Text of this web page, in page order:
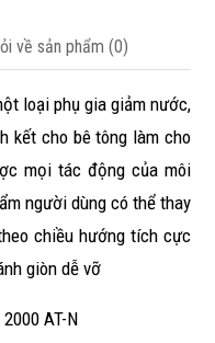
về sản phẩm (0)
loại phụ gia giảm nước,
kết cho bê tông làm cho
mọi tác động của môi
người dùng có thể thay
chiều hướng tích cực
giòn dễ vỡ
AT-N